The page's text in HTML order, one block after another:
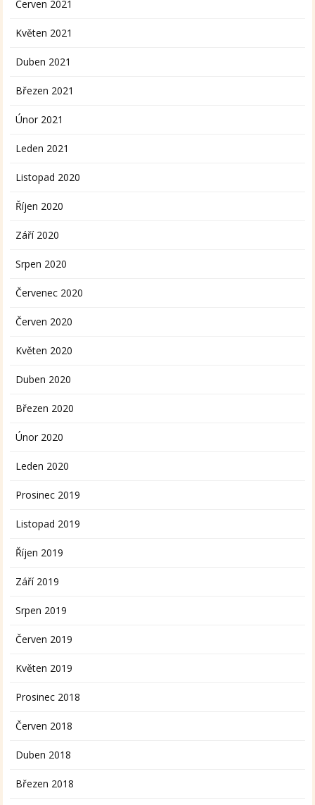
Červen 2021
Květen 2021
Duben 2021
Březen 2021
Únor 2021
Leden 2021
Listopad 2020
Říjen 2020
Září 2020
Srpen 2020
Červenec 2020
Červen 2020
Květen 2020
Duben 2020
Březen 2020
Únor 2020
Leden 2020
Prosinec 2019
Listopad 2019
Říjen 2019
Září 2019
Srpen 2019
Červen 2019
Květen 2019
Prosinec 2018
Červen 2018
Duben 2018
Březen 2018